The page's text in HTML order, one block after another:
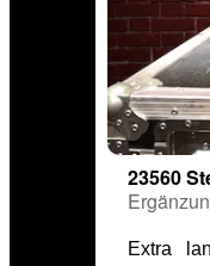
23560
Extra